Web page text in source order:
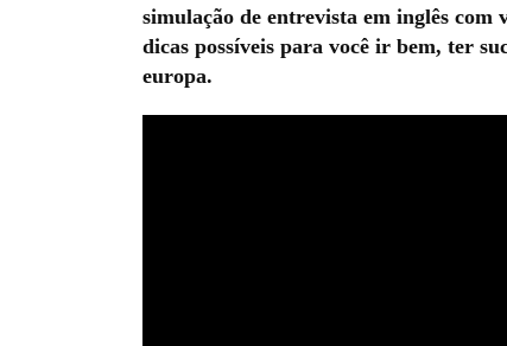
simulação de entrevista em inglês com
dicas possíveis para você ir bem, ter
europa.